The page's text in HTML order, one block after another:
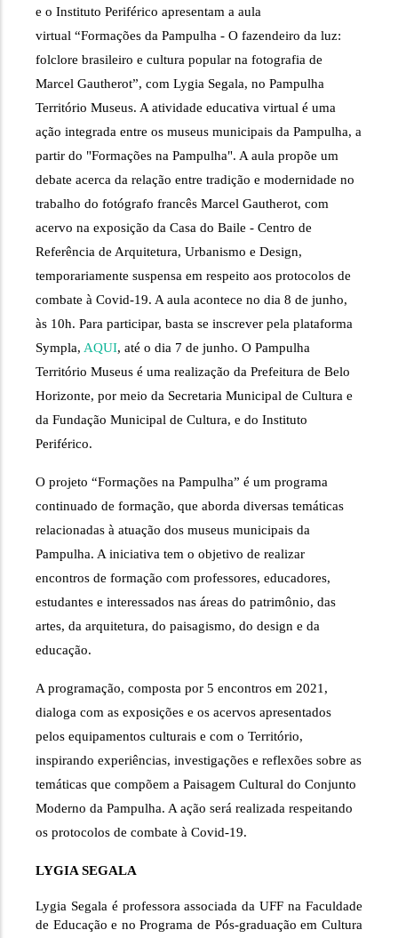
e o Instituto Periférico apresentam a aula
virtual “Formações da Pampulha - O fazendeiro da luz:
folclore brasileiro e cultura popular na fotografia de
Marcel Gautherot”, com Lygia Segala, no Pampulha
Território Museus. A atividade educativa virtual é uma
ação integrada entre os museus municipais da Pampulha, a
partir do "Formações na Pampulha". A aula propõe um
debate acerca da relação entre tradição e modernidade no
trabalho do fotógrafo francês Marcel Gautherot, com
acervo na exposição da Casa do Baile - Centro de
Referência de Arquitetura, Urbanismo e Design,
temporariamente suspensa em respeito aos protocolos de
combate à Covid-19. A aula acontece no dia 8 de junho,
às 10h. Para participar, basta se inscrever pela plataforma
Sympla, AQUI, até o dia 7 de junho. O Pampulha
Território Museus é uma realização da Prefeitura de Belo
Horizonte, por meio da Secretaria Municipal de Cultura e
da Fundação Municipal de Cultura, e do Instituto
Periférico.
O projeto “Formações na Pampulha” é um programa
continuado de formação, que aborda diversas temáticas
relacionadas à atuação dos museus municipais da
Pampulha. A iniciativa tem o objetivo de realizar
encontros de formação com professores, educadores,
estudantes e interessados nas áreas do patrimônio, das
artes, da arquitetura, do paisagismo, do design e da
educação.
A programação, composta por 5 encontros em 2021,
dialoga com as exposições e os acervos apresentados
pelos equipamentos culturais e com o Território,
inspirando experiências, investigações e reflexões sobre as
temáticas que compõem a Paisagem Cultural do Conjunto
Moderno da Pampulha. A ação será realizada respeitando
os protocolos de combate à Covid-19.
LYGIA SEGALA
Lygia Segala é professora associada da UFF na Faculdade
de Educação e no Programa de Pós-graduação em Cultura